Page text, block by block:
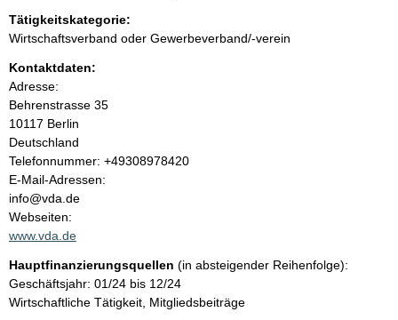
i
n
h
a
l
t
Tätigkeitskategorie:
Wirtschaftsverband oder Gewerbeverband/-verein
Kontaktdaten:
Adresse:
Behrenstrasse 35
10117 Berlin
Deutschland
K
o
n
t
a
t
i
n
Telefonnummer: +49308978420
E-Mail-Adressen:
info@vda.de
Webseiten:
www.vda.de
Hauptfinanzierungsquellen (in absteigender Reihenfolge):
Geschäftsjahr: 01/24 bis 12/24
Wirtschaftliche Tätigkeit, Mitgliedsbeiträge